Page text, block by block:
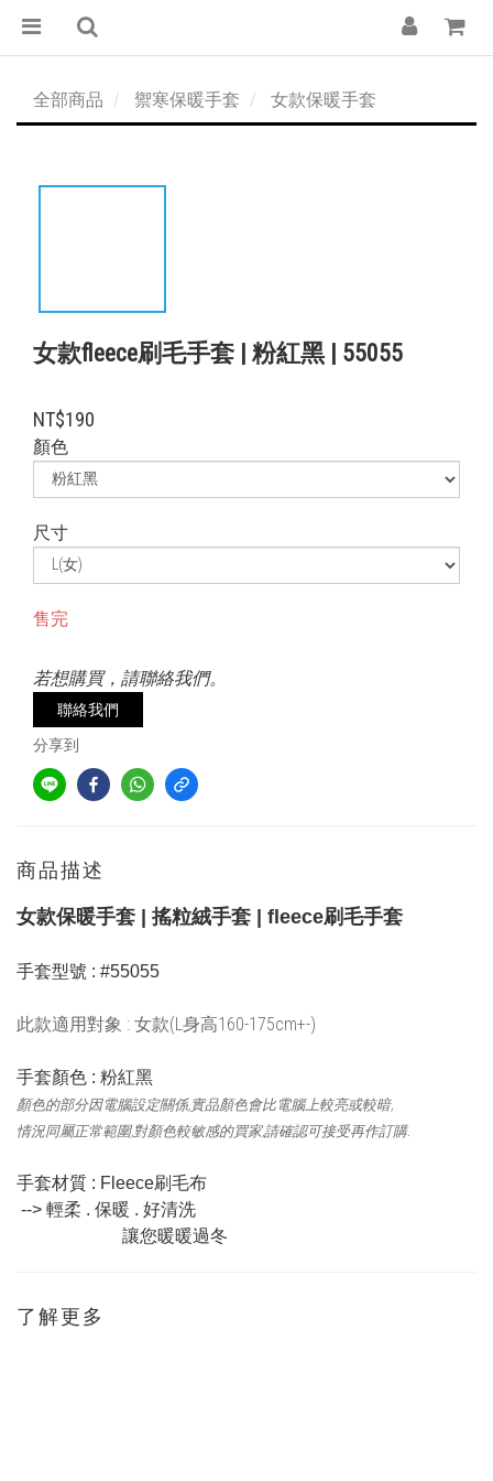
全部商品 禦寒保暖手套 女款保暖手套
女款fleece刷毛手套 | 粉紅黑 | 55055
NT$190
顏色
尺寸
售完
若想購買，請聯絡我們。
聯絡我們
分享到
商品描述
女款保暖手套 | 搖粒絨手套 | fleece刷毛手套
手套型號 : #55055
此款適用對象 : 女款(L身高160-175cm+-)
手套顏色 : 粉紅黑
顏色的部分因電腦設定關係,實品顏色會比電腦上較亮或較暗,
情況同屬正常範圍,對顏色較敏感的買家,請確認可接受再作訂購.
手套材質 : Fleece刷毛布
--> 輕柔 . 保暖 . 好清洗
讓您暖暖過冬
了解更多